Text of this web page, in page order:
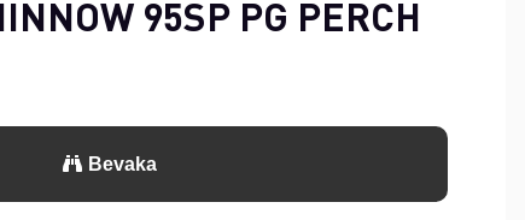
95SP PG PERCH
Bevaka